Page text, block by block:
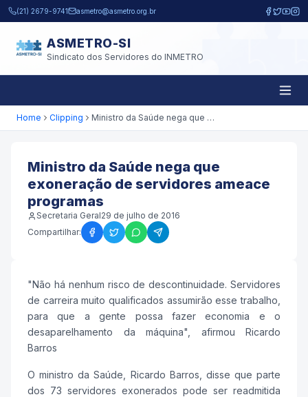
Pular para o conteúdo principal
(21) 2679-9741 asmetro@asmetro.org.br
ASMETRO-SI
Sindicato dos Servidores do INMETRO
Home Clipping Ministro da Saúde nega que exoneração de servidores ameace programas
Ministro da Saúde nega que
exoneração de servidores ameace
programas
Secretaria Geral29 de julho de 2016
Compartilhar:
"Não há nenhum risco de descontinuidade. Servidores
de carreira muito qualificados assumirão esse trabalho,
para que a gente possa fazer economia e o
desaparelhamento da máquina", afirmou Ricardo
Barros
O ministro da Saúde, Ricardo Barros, disse que parte
dos 73 servidores exonerados pode ser readmitida